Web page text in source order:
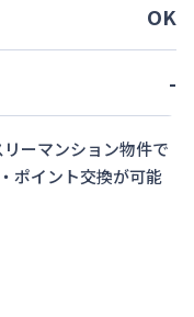
OK
-
ーマンション物件で
ポイント交換が可能